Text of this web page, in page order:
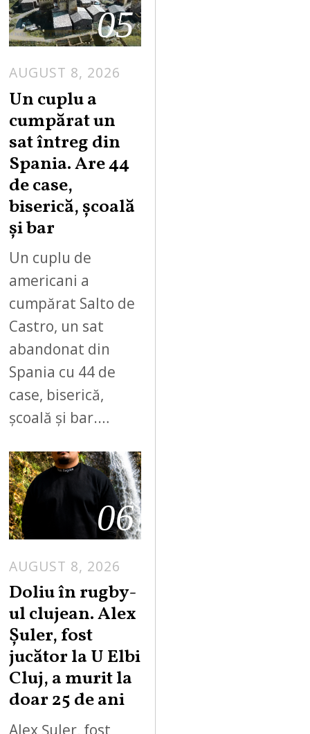
05
AUGUST 8, 2026
Un cuplu a
cumpărat un
sat întreg din
Spania. Are 44
de case,
biserică, școală
și bar
Un cuplu de
americani a
cumpărat Salto de
Castro, un sat
abandonat din
Spania cu 44 de
case, biserică,
școală și bar.…
06
AUGUST 8, 2026
Doliu în rugby-
ul clujean. Alex
Șuler, fost
jucător la U Elbi
Cluj, a murit la
doar 25 de ani
Alex Șuler, fost